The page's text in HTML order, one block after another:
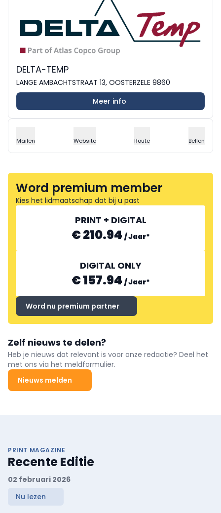
DELTA-TEMP
LANGE AMBACHTSTRAAT 13, OOSTERZELE 9860
Meer info
Mailen Website Route Bellen
Word premium member
Kies het lidmaatschap dat bij u past
PRINT + DIGITAL
€ 210.94 /Jaar*
DIGITAL ONLY
€ 157.94 /Jaar*
Word nu premium partner
Zelf nieuws te delen?
Heb je nieuws dat relevant is voor onze redactie? Deel het
met ons via het meldformulier.
Nieuws melden
PRINT MAGAZINE
Recente Editie
02 februari 2026
Nu lezen